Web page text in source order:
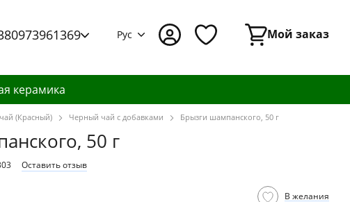
Рус Мой заказ
керамика
(Красный) Черный чай с добавками Брызги шампанского, 50 г
50 г
Оставить отзыв
В желания